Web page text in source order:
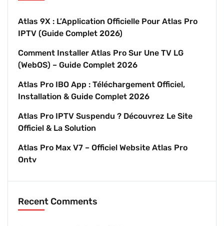
Atlas 9X : L’Application Officielle Pour Atlas Pro
IPTV (Guide Complet 2026)
Comment Installer Atlas Pro Sur Une TV LG
(webOS) – Guide Complet 2026
Atlas Pro IBO App : Téléchargement Officiel,
Installation & Guide Complet 2026
Atlas Pro IPTV Suspendu ? Découvrez Le Site
Officiel & La Solution
Atlas Pro Max V7 – Officiel Website Atlas Pro
Ontv
Recent Comments